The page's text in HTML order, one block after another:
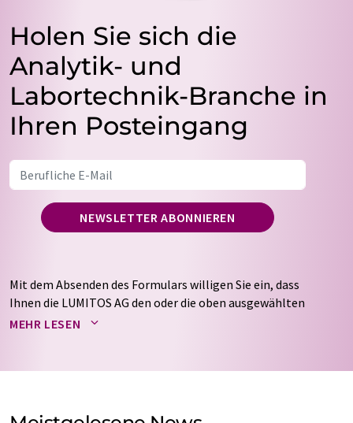
Holen Sie sich die
Analytik- und
Labortechnik-Branche in
Ihren Posteingang
NEWSLETTER ABONNIEREN
Mit dem Absenden des Formulars willigen Sie ein, dass
Ihnen die LUMITOS AG den oder die oben ausgewählten
Newsletter per E-Mail zusendet. Ihre Daten werden
auf Basis unsererDatenschutzerklärung. LUMITOS darf
Meinungsforschung per E-Mail kontaktieren. Ihre
MEHR LESEN